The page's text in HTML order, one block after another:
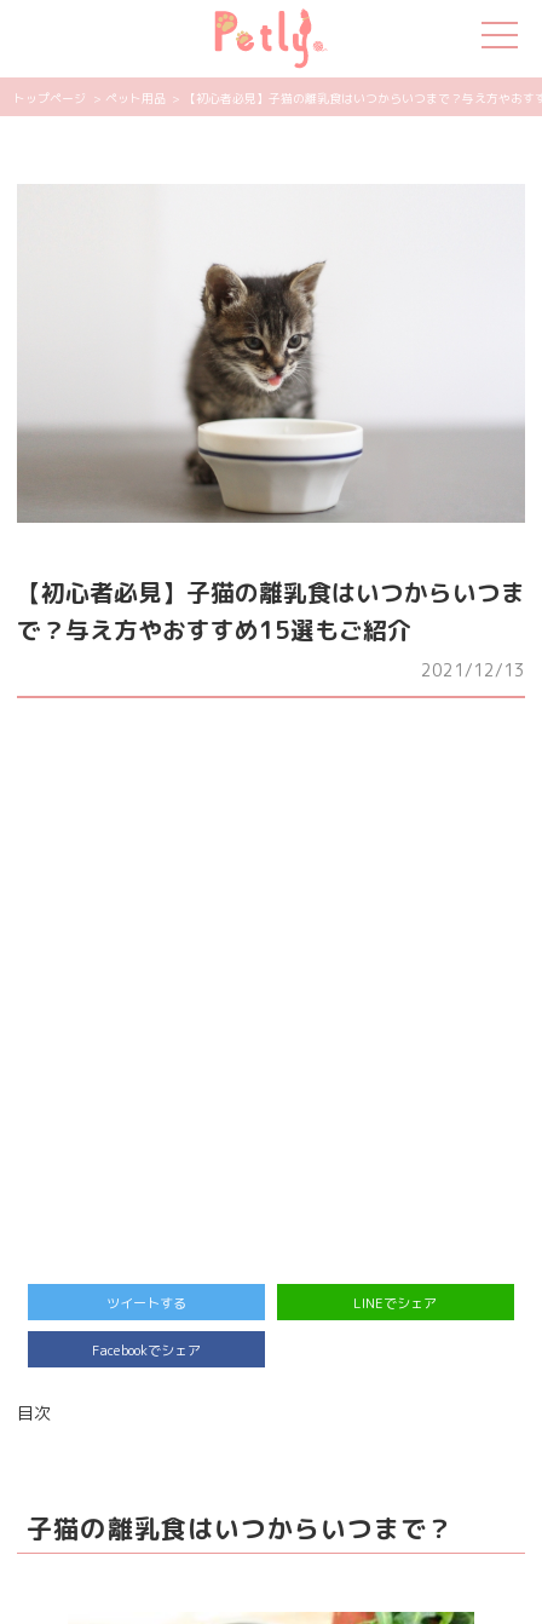
ペット用品
飼い主さんの悩み
ペットの気持ち
知って得する
エンタメ
トップページ > ペット用品 > 【初心者必見】子猫の離乳食はいつからいつまで？与え方やおす
【初心者必見】子猫の離乳食はいつからいつま
で？与え方やおすすめ15選もご紹介
2021/12/13
ツイートする LINEでシェア
Facebookでシェア
目次
子猫の離乳食はいつからいつまで？